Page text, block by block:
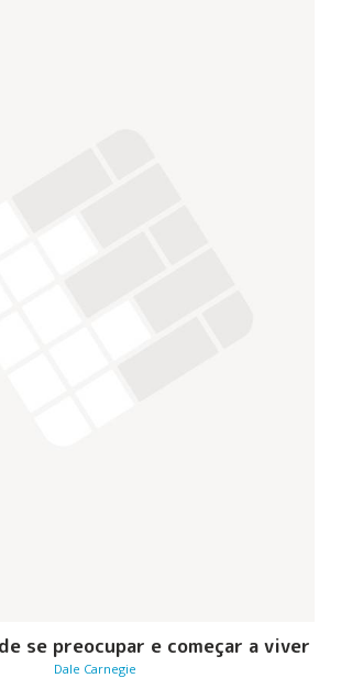
se preocupar e começar a viver
Dale Carnegie